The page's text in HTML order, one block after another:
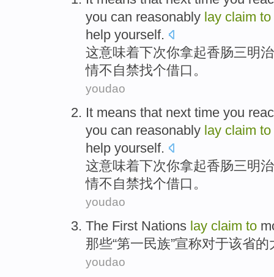
you can reasonably lay claim to
help yourself.
这意味着下次你拿起香肠三明治
情不自禁找个借口 。
youdao
It means that next time you
you can reasonably lay claim to
help yourself.
这意味着下次你拿起香肠三明治
情不自禁找个借口 。
youdao
The First Nations lay claim to
那些“第一民族”宣称对于该省的
youdao